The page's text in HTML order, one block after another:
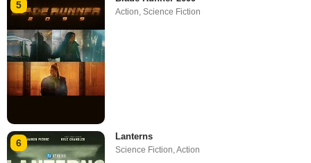
5
Action,Science Fiction
6
Lanterns
Science Fiction ,Action